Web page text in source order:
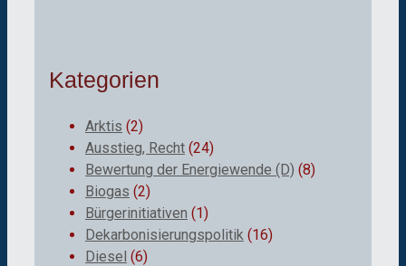
Kategorien
Arktis (2)
Ausstieg, Recht (24)
Bewertung der Energiewende (D) (8)
Biogas (2)
Bürgerinitiativen (1)
Dekarbonisierungspolitik (16)
Diesel (6)